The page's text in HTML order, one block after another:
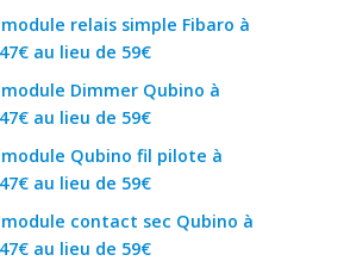
relais simple Fibaro à
au lieu de 59€
Dimmer Qubino à
au lieu de 59€
Qubino fil pilote à
au lieu de 59€
contact sec Qubino à
au lieu de 59€